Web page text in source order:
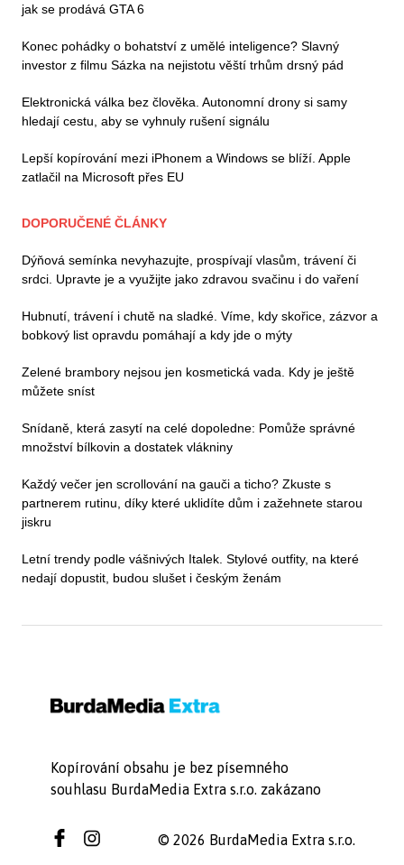
jak se prodává GTA 6
Konec pohádky o bohatství z umělé inteligence? Slavný
investor z filmu Sázka na nejistotu věští trhům drsný pád
Elektronická válka bez člověka. Autonomní drony si samy
hledají cestu, aby se vyhnuly rušení signálu
Lepší kopírování mezi iPhonem a Windows se blíží. Apple
zatlačil na Microsoft přes EU
DOPORUČENÉ ČLÁNKY
Dýňová semínka nevyhazujte, prospívají vlasům, trávení či
srdci. Upravte je a využijte jako zdravou svačinu i do vaření
Hubnutí, trávení i chutě na sladké. Víme, kdy skořice, zázvor a
bobkový list opravdu pomáhají a kdy jde o mýty
Zelené brambory nejsou jen kosmetická vada. Kdy je ještě
můžete sníst
Snídaně, která zasytí na celé dopoledne: Pomůže správné
množství bílkovin a dostatek vlákniny
Každý večer jen scrollování na gauči a ticho? Zkuste s
partnerem rutinu, díky které uklidíte dům i zažehnete starou
jiskru
Letní trendy podle vášnivých Italek. Stylové outfity, na které
nedají dopustit, budou slušet i českým ženám
Kopírování obsahu je bez písemného
souhlasu BurdaMedia Extra s.r.o. zakázano
© 2026 BurdaMedia Extra s.r.o.